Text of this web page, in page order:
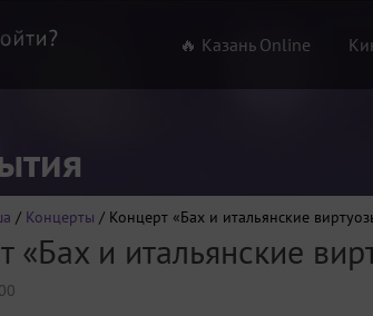
🔥 Казань Online
/ Концерты / Концерт «Бах и итальянские
«Бах и итальянские